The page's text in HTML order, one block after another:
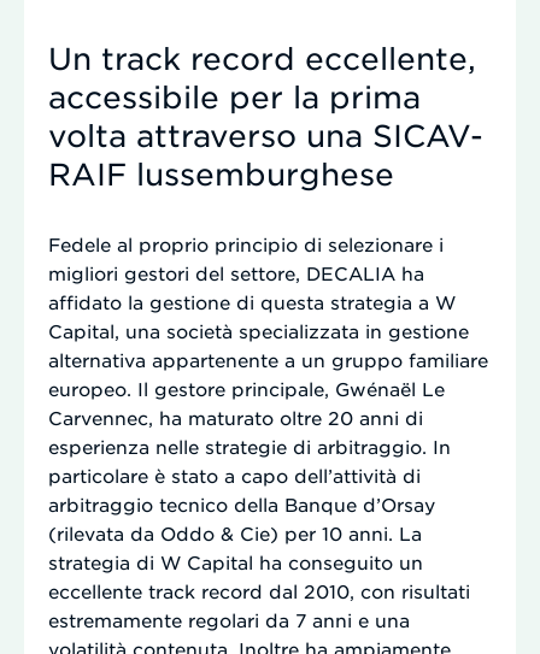
Un track record eccellente,
accessibile per la prima
volta attraverso una SICAV-
RAIF lussemburghese
Fedele al proprio principio di selezionare i
migliori gestori del settore, DECALIA ha
affidato la gestione di questa strategia a W
Capital, una società specializzata in gestione
alternativa appartenente a un gruppo familiare
europeo. Il gestore principale, Gwénaël Le
Carvennec, ha maturato oltre 20 anni di
esperienza nelle strategie di arbitraggio. In
particolare è stato a capo dell’attività di
arbitraggio tecnico della Banque d’Orsay
(rilevata da Oddo & Cie) per 10 anni. La
strategia di W Capital ha conseguito un
eccellente track record dal 2010, con risultati
estremamente regolari da 7 anni e una
volatilità contenuta. Inoltre ha ampiamente